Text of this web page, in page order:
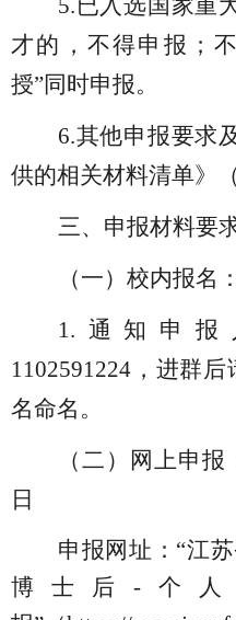
5.已入选国家重
才的，不得申报；
授”同时申报。
6.其他申报要求
供的相关材料清单》
三、申报材料要
（一） 校内报名：
1.通知申报
1102591224， 进群后
名命名。
（二）
网上申报
日
申报网址： “江
博士后-个人